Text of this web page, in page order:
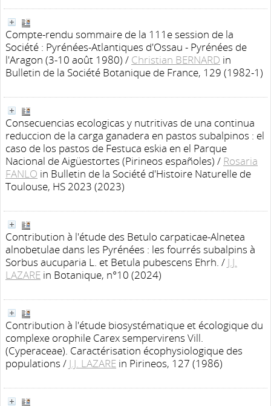
Compte-rendu sommaire de la 111e session de la
Société : Pyrénées-Atlantiques d'Ossau - Pyrénées de
l'Aragon (3-10 août 1980) / Christian BERNARD in
Bulletin de la Société Botanique de France, 129 (1982-1)
Consecuencias ecologicas y nutritivas de una continua
reduccion de la carga ganadera en pastos subalpinos : el
caso de los pastos de Festuca eskia en el Parque
Nacional de Aigüestortes (Pirineos españoles) / Rosaria
FANLO in Bulletin de la Société d'Histoire Naturelle de
Toulouse, HS 2023 (2023)
Contribution à l'étude des Betulo carpaticae-Alnetea
alnobetulae dans les Pyrénées : les fourrés subalpins à
Sorbus aucuparia L. et Betula pubescens Ehrh. / J.J.
LAZARE in Botanique, n°10 (2024)
Contribution à l'étude biosystématique et écologique du
complexe orophile Carex sempervirens Vill.
(Cyperaceae). Caractérisation écophysiologique des
populations / J.J. LAZARE in Pirineos, 127 (1986)